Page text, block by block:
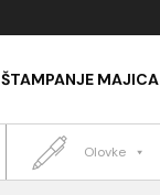
ŠTAMPANJE MAJICA
Olovke